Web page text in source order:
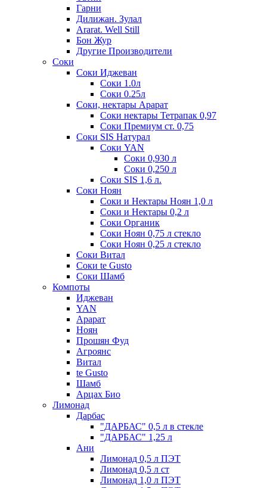
Гарни
Дилижан. Зулал
Ararat. Well Still
Бон Жур
Другие Производители
Соки
Соки Иджеван
Соки 1.0л
Соки 0.25л
Соки, нектары Арарат
Соки нектары Тетрапак 0,97
Соки Премиум ст. 0,75
Соки SIS Натурал
Соки YAN
Соки 0,930 л
Соки 0,250 л
Соки SIS 1,6 л.
Соки Ноян
Соки и Нектары Ноян 1,0 л
Соки и Нектары 0,2 л
Соки Органик
Соки Ноян 0,75 л стекло
Соки Ноян 0,25 л стекло
Соки Витал
Соки te Gusto
Соки Шамб
Компоты
Иджеван
YAN
Арарат
Ноян
Прошян Фуд
Агроянс
Витал
te Gusto
Шамб
Арцах Био
Лимонад
Дарбас
"ДАРБАС" 0,5 л в стекле
"ДАРБАС" 1,25 л
Ани
Лимонад 0,5 л ПЭТ
Лимонад 0,5 л ст
Лимонад 1,0 л ПЭТ